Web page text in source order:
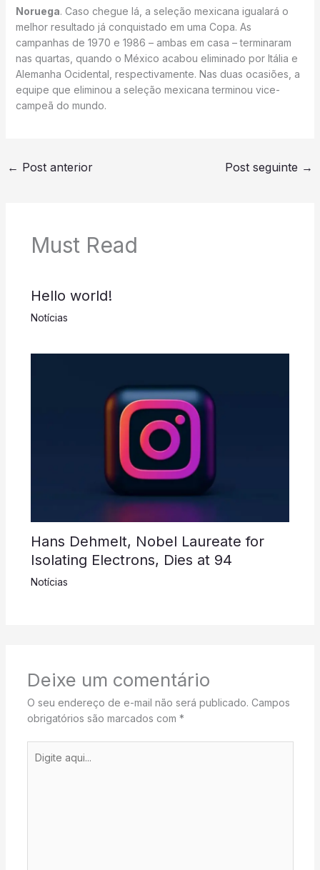
Noruega. Caso chegue lá, a seleção mexicana igualará o
melhor resultado já conquistado em uma Copa. As
campanhas de 1970 e 1986 – ambas em casa – terminaram
nas quartas, quando o México acabou eliminado por Itália e
Alemanha Ocidental, respectivamente. Nas duas ocasiões, a
equipe que eliminou a seleção mexicana terminou vice-
campeã do mundo.
← Post anterior Post seguinte →
Must Read
Hello world!
Notícias
Hans Dehmelt, Nobel Laureate for
Isolating Electrons, Dies at 94
Notícias
Deixe um comentário
O seu endereço de e-mail não será publicado. Campos
obrigatórios são marcados com *
aqui...